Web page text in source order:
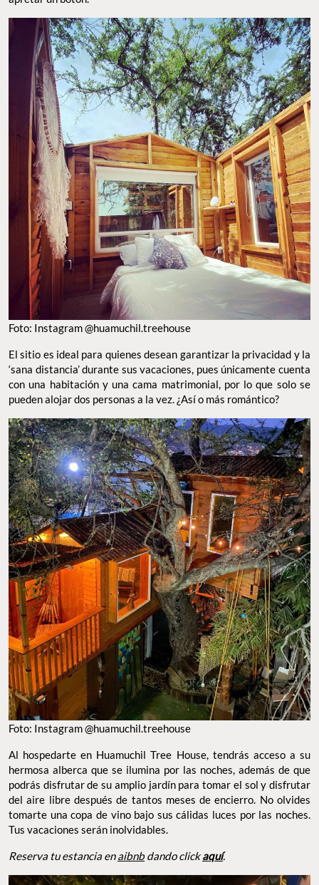
Foto: Instagram @huamuchil.treehouse
El sitio es ideal para quienes desean garantizar la privacidad y la
‘sana distancia’ durante sus vacaciones, pues únicamente cuenta
con una habitación y una cama matrimonial, por lo que solo se
pueden alojar dos personas a la vez. ¿Así o más romántico?
Foto: Instagram @huamuchil.treehouse
Al hospedarte en Huamuchil Tree House, tendrás acceso a su
hermosa alberca que se ilumina por las noches, además de que
podrás disfrutar de su amplio jardín para tomar el sol y disfrutar
del aire libre después de tantos meses de encierro. No olvides
tomarte una copa de vino bajo sus cálidas luces por las noches.
Tus vacaciones serán inolvidables.
Reserva tu estancia enaibnbdando clickaquí.